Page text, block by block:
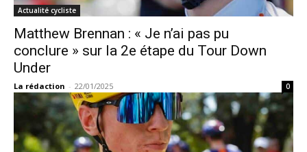
Actualité cycliste
Matthew Brennan : « Je n’ai pas pu
conclure » sur la 2e étape du Tour Down
Under
La rédaction - 22/01/2025 0